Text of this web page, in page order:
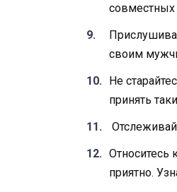
своим
Не
принять
Относитесь
приятно.